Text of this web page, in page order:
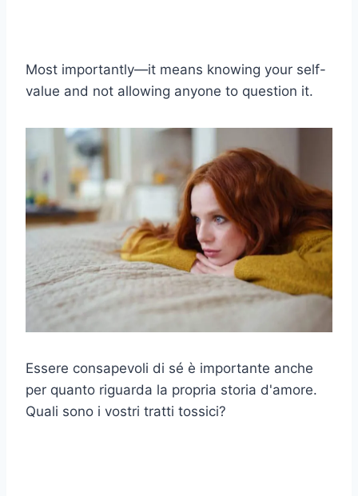
Most importantly—it means knowing your self-
value and not allowing anyone to question it.
Essere consapevoli di sé è importante anche
per quanto riguarda la propria storia d'amore.
Quali sono i vostri tratti tossici?